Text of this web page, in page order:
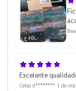
Excelente
Celso d******** 1 de